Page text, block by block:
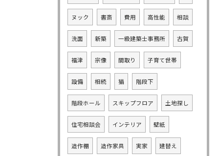
ヌック 書斎 費用 高性能 相談
洗面 新築 一級建築士事務所 古賀
福津 宗像 間取り 子育て世帯
設備 相続 猫 階段下
階段ホール スキップフロア 土地探し
住宅相談会 インテリア 壁紙
造作棚 造作家具 実家 建替え